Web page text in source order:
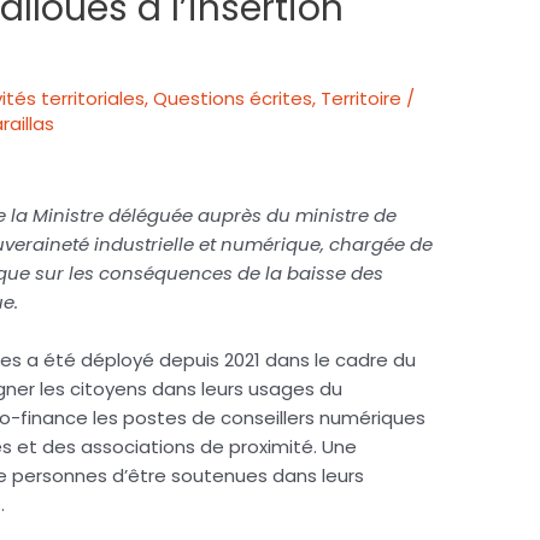
territoriales,Questions écrites, Territoire /
la Ministre déléguée auprès du ministre de
industrielle et numérique, chargée de
sur les conséquences de la baisse des
a été déployé depuis 2021 dans le cadre du
les citoyens dans leurs usages du
finance les postes de conseillers numériques
et des associations de proximité. Une
d’être soutenues dans leurs